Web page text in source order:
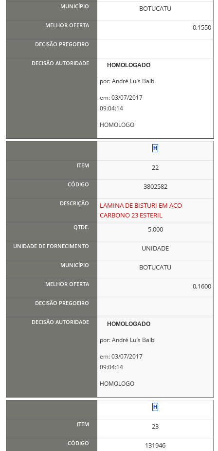
BOTUCATU
0,1550
HOMOLOGADO
por: André Luís Balbi
em: 03/07/2017
09:04:14
HOMOLOGO
22
3802582
LAMINA DE BISTURI EM ACO
CARBONO 23 ESTERIL
5.000
UNIDADE
BOTUCATU
0,1600
HOMOLOGADO
por: André Luís Balbi
em: 03/07/2017
09:04:14
HOMOLOGO
23
131946